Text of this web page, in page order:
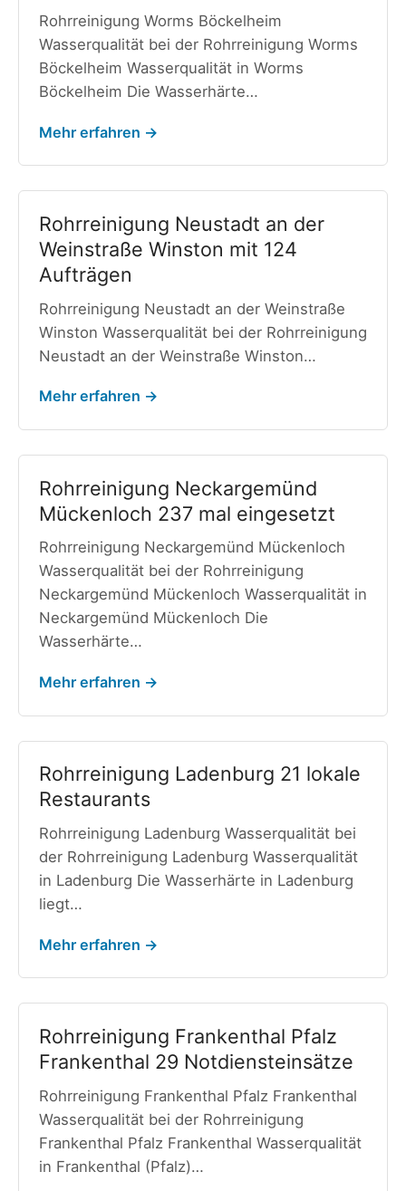
Rohrreinigung Worms Böckelheim
Wasserqualität bei der Rohrreinigung Worms
Böckelheim Wasserqualität in Worms
Böckelheim Die Wasserhärte…
Mehr erfahren →
Rohrreinigung Neustadt an der
Weinstraße Winston mit 124
Aufträgen
Rohrreinigung Neustadt an der Weinstraße
Winston Wasserqualität bei der Rohrreinigung
Neustadt an der Weinstraße Winston…
Mehr erfahren →
Rohrreinigung Neckargemünd
Mückenloch 237 mal eingesetzt
Rohrreinigung Neckargemünd Mückenloch
Wasserqualität bei der Rohrreinigung
Neckargemünd Mückenloch Wasserqualität in
Neckargemünd Mückenloch Die
Wasserhärte…
Mehr erfahren →
Rohrreinigung Ladenburg 21 lokale
Restaurants
Rohrreinigung Ladenburg Wasserqualität bei
der Rohrreinigung Ladenburg Wasserqualität
in Ladenburg Die Wasserhärte in Ladenburg
liegt…
Mehr erfahren →
Rohrreinigung Frankenthal Pfalz
Frankenthal 29 Notdiensteinsätze
Rohrreinigung Frankenthal Pfalz Frankenthal
Wasserqualität bei der Rohrreinigung
Frankenthal Pfalz Frankenthal Wasserqualität
in Frankenthal (Pfalz)…